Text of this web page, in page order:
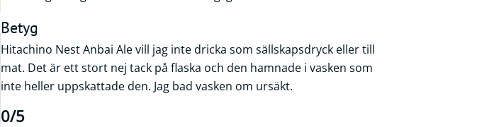
Betyg
Hitachino Nest Anbai Ale vill jag inte dricka som sällskapsdryck eller till
mat. Det är ett stort nej tack på flaska och den hamnade i vasken som
inte heller uppskattade den. Jag bad vasken om ursäkt.
0/5